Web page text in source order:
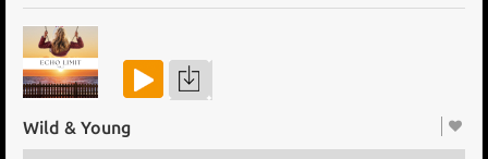
Wild & Young